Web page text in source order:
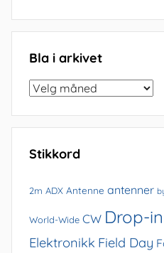
Bla i arkivet
Bla
arkivet
Stikkord
2m ADX Antenne antenner
World-Wide CW Drop-in
Elektronikk Field Day